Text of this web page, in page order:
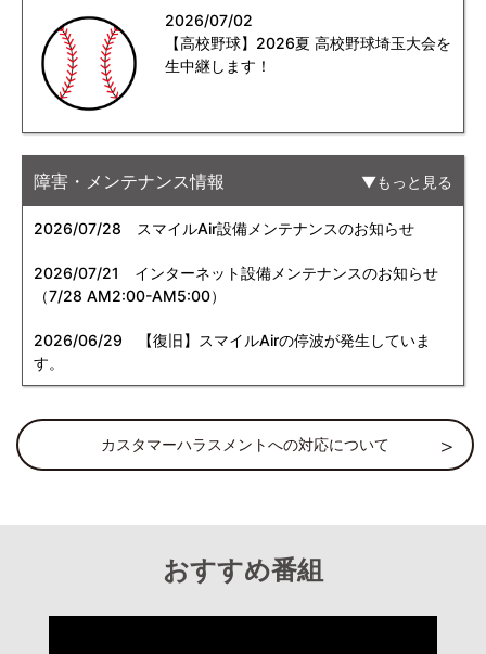
2026/07/02
【高校野球】2026夏 高校野球埼玉大会を
生中継します！
障害・メンテナンス情報 もっと見る
2026/07/28 スマイルAir設備メンテナンスのお知らせ
2026/07/21
インターネット設備メンテナンスのお知らせ
（7/28 AM2:00-AM5:00）
2026/06/29 【復旧】スマイルAirの停波が発生していま
す。
カスタマーハラスメントへの対応について
おすすめ番組